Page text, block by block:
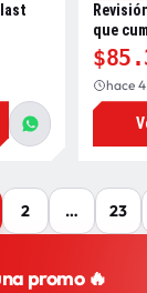
que
hace
2 … 23
promo 🔥